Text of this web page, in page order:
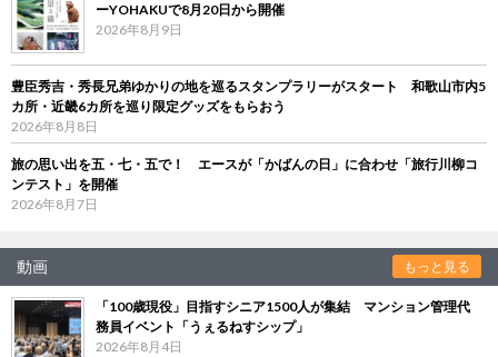
ーYOHAKUで8月20日から開催
2026年8月9日
豊臣秀吉・秀長兄弟ゆかりの地を巡るスタンプラリーがスタート 和歌山市内5
カ所・近畿6カ所を巡り限定グッズをもらおう
2026年8月8日
旅の思い出を五・七・五で！ エースが「かばんの日」に合わせ「旅行川柳コ
ンテスト」を開催
2026年8月7日
動画 もっと見る
「100歳現役」目指すシニア1500人が集結 マンション管理代
務員イベント「うぇるねすシップ」
2026年8月4日